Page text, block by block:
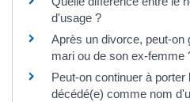
d'usage ?
Après un divorce, peut-on
mari ou de son ex-femme
Peut-on continuer à
décédé(e) comme nom